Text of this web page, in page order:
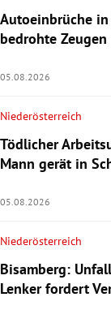
Autoeinbrüche
bedrohte
05.08.2026
Niederösterreich
Tödlicher
Mann gerät in
05.08.2026
Niederösterreich
Bisamberg:
Lenker fordert